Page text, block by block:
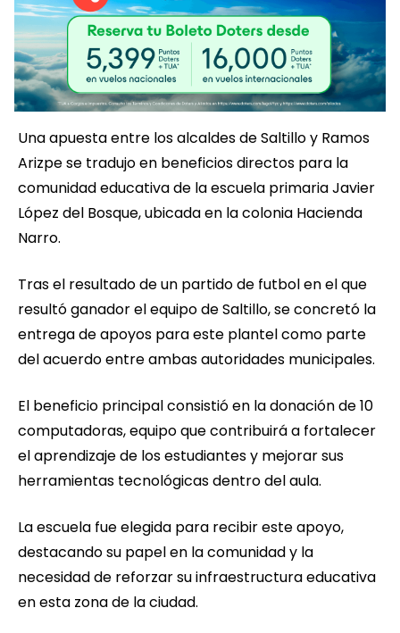
Una apuesta entre los alcaldes de Saltillo y Ramos
Arizpe se tradujo en beneficios directos para la
comunidad educativa de la escuela primaria Javier
López del Bosque, ubicada en la colonia Hacienda
Narro.
Tras el resultado de un partido de futbol en el que
resultó ganador el equipo de Saltillo, se concretó la
entrega de apoyos para este plantel como parte
del acuerdo entre ambas autoridades municipales.
El beneficio principal consistió en la donación de 10
computadoras, equipo que contribuirá a fortalecer
el aprendizaje de los estudiantes y mejorar sus
herramientas tecnológicas dentro del aula.
La escuela fue elegida para recibir este apoyo,
destacando su papel en la comunidad y la
necesidad de reforzar su infraestructura educativa
en esta zona de la ciudad.